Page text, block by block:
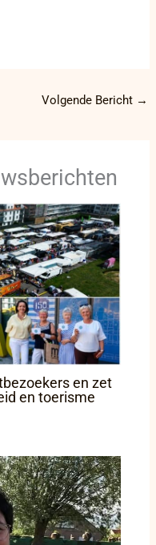
Volgende Bericht →
en zet
en toerisme